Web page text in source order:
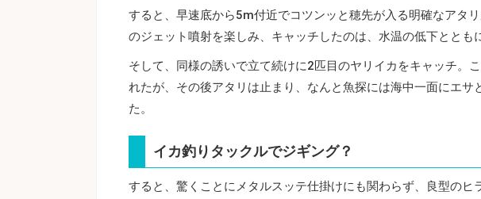
すると、早速底から5m付近でコツンッと穂先が入る明確なアタ
のジェット噴射を楽しみ、キャッチしたのは、水温の低下ととも
そして、同様の誘いで立て続けに2匹目のヤリイカをキャッチ。
れたが、その後アタリは止まり、なんと魚探には海中一面にエサ
た。
イカ釣りタックルでジギング？
すると、驚くことにメタルスッテ仕掛けにも関わらず、良型のヒ